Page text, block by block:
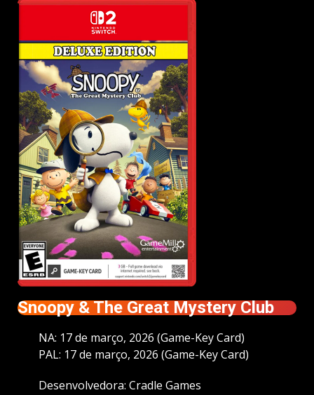
Snoopy & The Great Mystery Club
NA: 17 de março, 2026 (Game-Key Card)
PAL: 17 de março, 2026 (Game-Key Card)
Desenvolvedora: Cradle Games